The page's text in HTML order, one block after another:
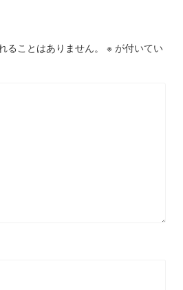
ることはありません。 ※ が付いてい